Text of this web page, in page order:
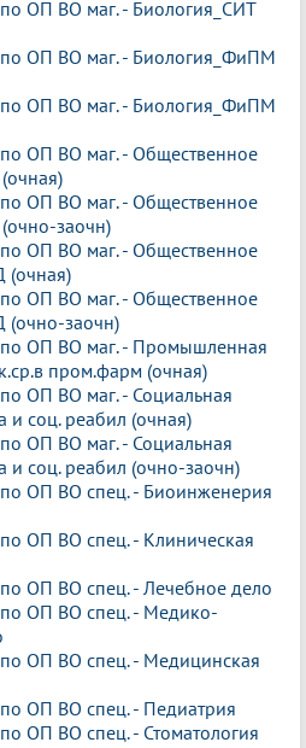
ОП ВО маг. - Биология_СИТ
по ОП ВО маг. - Биология_ФиПМ
по ОП ВО маг. - Биология_ФиПМ
ОП ВО маг. - Общественное
ОП ВО маг. - Общественное
заочн)
ОП ВО маг. - Общественное
(очная)
ОП ВО маг. - Общественное
(очно-заочн)
по ОП ВО маг. - Промышленная
пром.фарм (очная)
ОП ВО маг. - Социальная
и соц. реабил (очная)
ОП ВО маг. - Социальная
и соц. реабил (очно-заочн)
ОП ВО спец. - Биоинженерия
ОП ВО спец. - Клиническая
ОП ВО спец. - Лечебное дело
ОП ВО спец. - Медико-
ОП ВО спец. - Медицинская
ОП ВО спец. - Педиатрия
ОП ВО спец. - Стоматология